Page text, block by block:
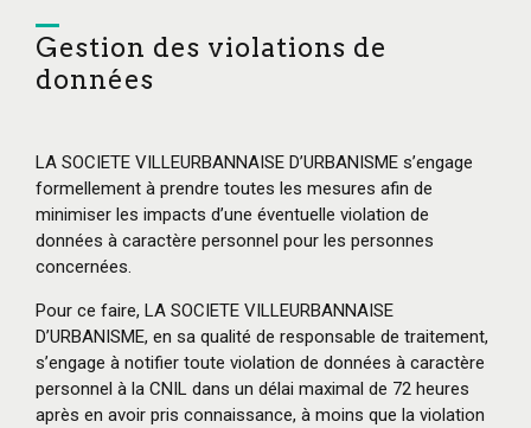
Gestion des violations de
données
LA SOCIETE VILLEURBANNAISE D’URBANISME s’engage
formellement à prendre toutes les mesures afin de
minimiser les impacts d’une éventuelle violation de
données à caractère personnel pour les personnes
concernées.
Pour ce faire, LA SOCIETE VILLEURBANNAISE
D’URBANISME, en sa qualité de responsable de traitement,
s’engage à notifier toute violation de données à caractère
personnel à la CNIL dans un délai maximal de 72 heures
après en avoir pris connaissance, à moins que la violation